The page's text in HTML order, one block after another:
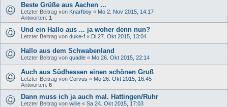
Beste Grüße aus Aachen ...
Letzter Beitrag von Knarfboy « Mo 2. Nov 2015, 14:17
Antworten: 1
Und ein Hallo aus ... ja woher denn nun?
Letzter Beitrag von duke-f « Di 27. Okt 2015, 13:04
Hallo aus dem Schwabenland
Letzter Beitrag von quadle « Mo 26. Okt 2015, 22:14
Auch aus Südhessen einen schönen Gruß
Letzter Beitrag von Corvus « Mo 26. Okt 2015, 16:45
Antworten: 6
Dann muss ich ja auch mal. Hattingen/Ruhr
Letzter Beitrag von willie « Sa 24. Okt 2015, 17:03